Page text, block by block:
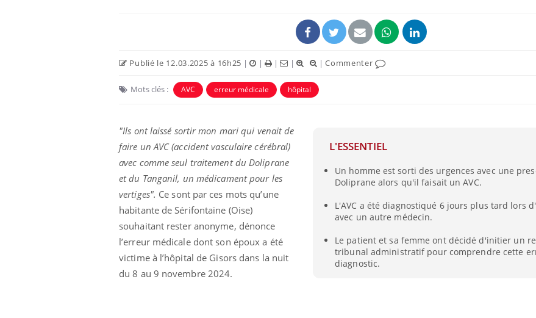
Publié le 12.03.2025 à 16h25 | | | | |Commenter
Mots clés : AVC erreur médicale hôpital
L'ESSENTIEL
Un homme est sorti des urgences avec une
Doliprane alors qu'il faisait un AVC.
L'AVC a été diagnostiqué 6 jours plus tard lors
avec un autre médecin.
Le patient et sa femme ont décidé d'initier un
tribunal administratif pour comprendre cette
diagnostic.
"Ils ont laissé sortir mon mari qui venait de
faire un AVC (accident vasculaire cérébral)
avec comme seul traitement du Doliprane
et du Tanganil, un médicament pour les
vertiges". Ce sont par ces mots qu’une
habitante de Sérifontaine (Oise)
souhaitant rester anonyme, dénonce
l’erreur médicale dont son époux a été
victime à l’hôpital de Gisors dans la nuit
du 8 au 9 novembre 2024.